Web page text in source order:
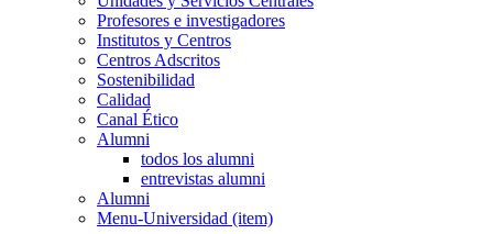
Profesores e investigadores
Institutos y Centros
Centros Adscritos
Sostenibilidad
Calidad
Canal Ético
Alumni
todos los alumni
entrevistas alumni
Alumni
Menu-Universidad (item)